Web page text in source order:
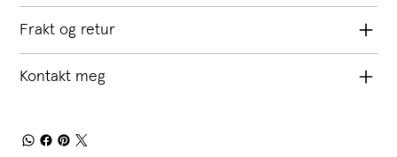
Frakt og retur
Kontakt meg